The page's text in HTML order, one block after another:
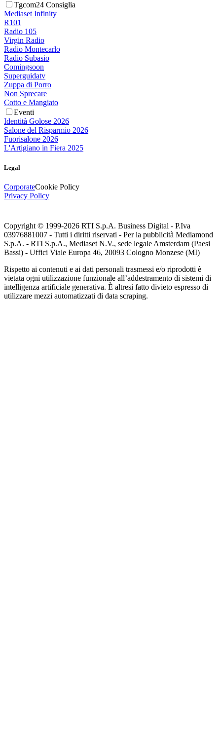
Tgcom24 Consiglia
Mediaset Infinity
R101
Radio 105
Virgin Radio
Radio Montecarlo
Radio Subasio
Comingsoon
Superguidatv
Zuppa di Porro
Non Sprecare
Cotto e Mangiato
Eventi
Identità Golose 2026
Salone del Risparmio 2026
Fuorisalone 2026
L'Artigiano in Fiera 2025
Legal
CorporateCookie Policy
Privacy Policy
Copyright © 1999-2026 RTI S.p.A. Business Digital - P.Iva
03976881007 - Tutti i diritti riservati - Per la pubblicità Mediamond
S.p.A. - RTI S.p.A., Mediaset N.V., sede legale Amsterdam (Paesi
Bassi) - Uffici Viale Europa 46, 20093 Cologno Monzese (MI)
Rispetto ai contenuti e ai dati personali trasmessi e/o riprodotti è
vietata ogni utilizzazione funzionale all’addestramento di sistemi di
intelligenza artificiale generativa. È altresì fatto divieto espresso di
utilizzare mezzi automatizzati di data scraping.